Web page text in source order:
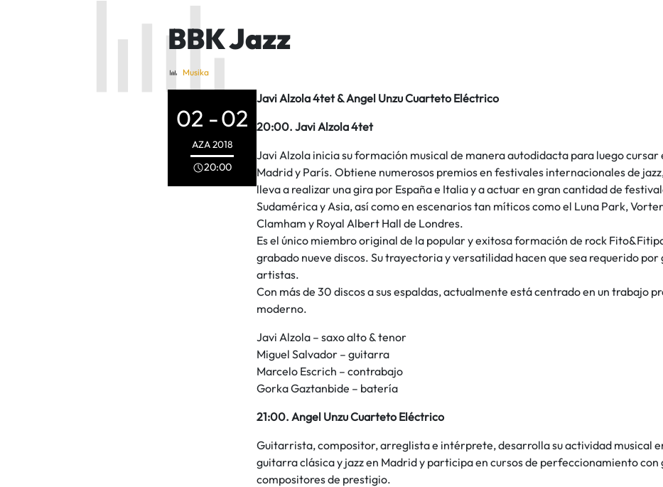
BBK Jazz
Musika
02 -02
AZA2018
20:00
Javi Alzola 4tet & Angel Unzu Cuarteto Eléctrico
20:00. Javi Alzola 4tet
Javi Alzola inicia su formación musical de manera autodidacta para luego cursar
Madrid y París. Obtiene numerosos premios en festivales internacionales de
lleva a realizar una gira por España e Italia y a actuar en gran cantidad de
Sudamérica y Asia, así como en escenarios tan míticos como el Luna Park,
Clamham y Royal Albert Hall de Londres.
Es el único miembro original de la popular y exitosa formación de rock
grabado nueve discos. Su trayectoria y versatilidad hacen que sea requerido por
artistas.
Con más de 30 discos a sus espaldas, actualmente está centrado en un trabajo
moderno.
Javi Alzola – saxo alto & tenor
Miguel Salvador – guitarra
Marcelo Escrich – contrabajo
Gorka Gaztanbide – batería
21:00. Angel Unzu Cuarteto Eléctrico
Guitarrista, compositor, arreglista e intérprete, desarrolla su actividad musical
guitarra clásica y jazz en Madrid y participa en cursos de perfeccionamiento
compositores de prestigio.